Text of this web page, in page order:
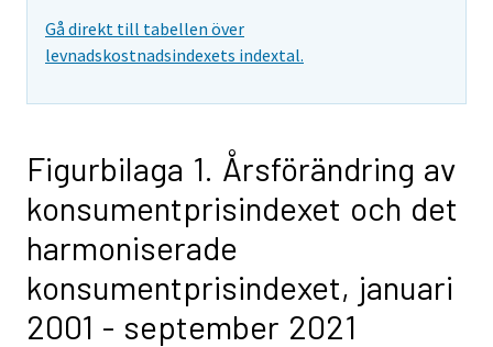
Gå direkt till tabellen över
levnadskostnadsindexets indextal.
Figurbilaga 1. Årsförändring av
konsumentprisindexet och det
harmoniserade
konsumentprisindexet, januari
2001 - september 2021